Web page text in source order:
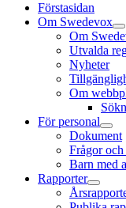
Förstasidan
Om Swedevox
Om
Utvalda
Nyheter
Om
För personal
Dokument
Frågor
Barn med
Rapporter